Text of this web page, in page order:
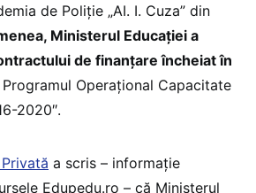
de Poliție „AI. I. Cuza” din
Ministerul Educației a
de finanțare încheiat în
Operațional Capacitate
2020″.
a scris – informație
Edupedu.ro – că Ministerul